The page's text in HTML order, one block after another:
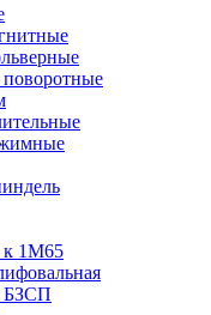
к 1М65
БЗСП